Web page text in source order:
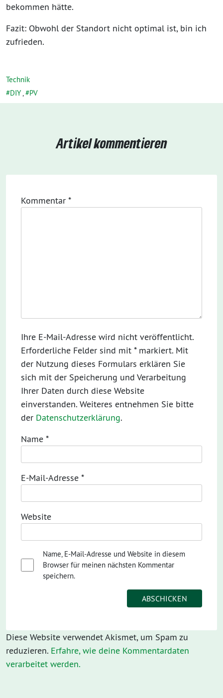
bekommen hätte.
Fazit: Obwohl der Standort nicht optimal ist, bin ich
zufrieden.
Technik
DIY
PV
Artikel kommentieren
Kommentar *
Ihre E-Mail-Adresse wird nicht veröffentlicht.
Erforderliche Felder sind mit * markiert. Mit
der Nutzung dieses Formulars erklären Sie
sich mit der Speicherung und Verarbeitung
Ihrer Daten durch diese Website
einverstanden. Weiteres entnehmen Sie bitte
der Datenschutzerklärung.
Name *
E-Mail-Adresse *
Website
Name, E-Mail-Adresse und Website in diesem
Browser für meinen nächsten Kommentar
speichern.
Diese Website verwendet Akismet, um Spam zu
reduzieren. Erfahre, wie deine Kommentardaten
verarbeitet werden.